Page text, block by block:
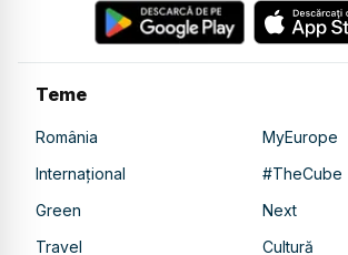
Teme
România
MyEurope
Internațional
#TheCube
Green
Next
Travel
Cultură